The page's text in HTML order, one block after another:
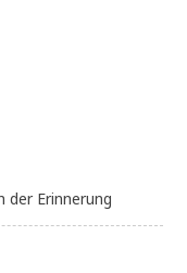
Erinnerung